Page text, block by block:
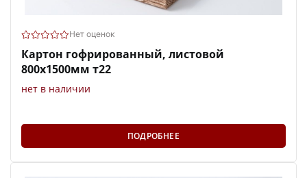
Нет оценок
Картон гофрированный, листовой
800х1500мм т22
нет в наличии
ПОДРОБНЕЕ